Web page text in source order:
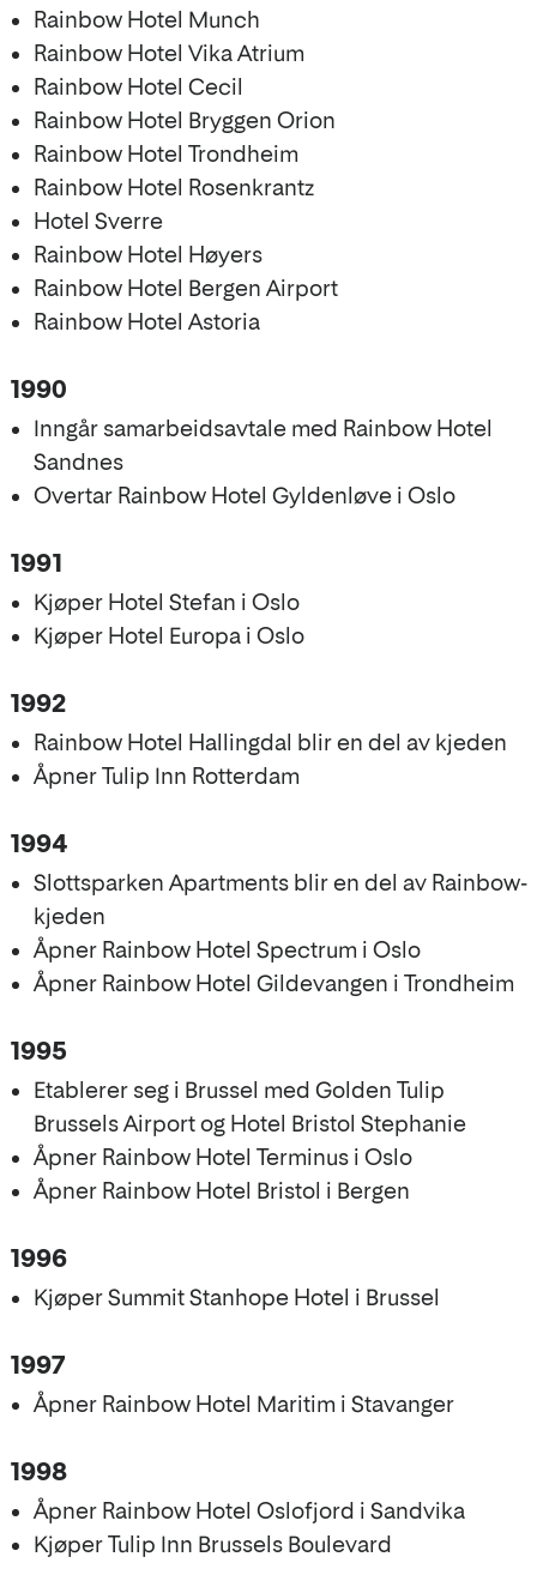
Rainbow Hotel Munch
Rainbow Hotel Vika Atrium
Rainbow Hotel Cecil
Rainbow Hotel Bryggen Orion
Rainbow Hotel Trondheim
Rainbow Hotel Rosenkrantz
Hotel Sverre
Rainbow Hotel Høyers
Rainbow Hotel Bergen Airport
Rainbow Hotel Astoria
1990
Inngår samarbeidsavtale med Rainbow Hotel
Sandnes
Overtar Rainbow Hotel Gyldenløve i Oslo
1991
Kjøper Hotel Stefan i Oslo
Kjøper Hotel Europa i Oslo
1992
Rainbow Hotel Hallingdal blir en del av kjeden
Åpner Tulip Inn Rotterdam
1994
Slottsparken Apartments blir en del av Rainbow-
kjeden
Åpner Rainbow Hotel Spectrum i Oslo
Åpner Rainbow Hotel Gildevangen i Trondheim
1995
Etablerer seg i Brussel med Golden Tulip
Brussels Airport og Hotel Bristol Stephanie
Åpner Rainbow Hotel Terminus i Oslo
Åpner Rainbow Hotel Bristol i Bergen
1996
Kjøper Summit Stanhope Hotel i Brussel
1997
Åpner Rainbow Hotel Maritim i Stavanger
1998
Åpner Rainbow Hotel Oslofjord i Sandvika
Kjøper Tulip Inn Brussels Boulevard